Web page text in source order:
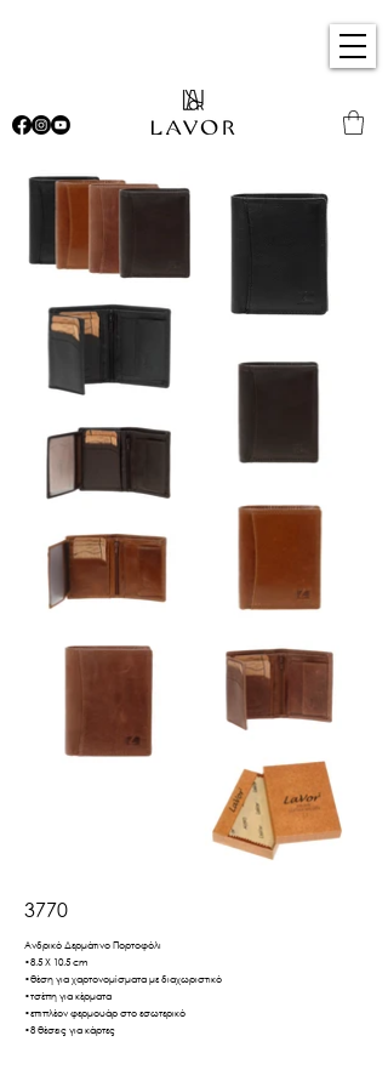
3770
Ανδρικό Δερμάτινο Πορτοφόλι
•8.5 Χ 10.5 cm
•θέση για χαρτονομίσματα με διαχωριστικό
•τσέπη για κέρματα
•επιπλέον φερμουάρ στο εσωτερικό
•8 θέσεις για κάρτες